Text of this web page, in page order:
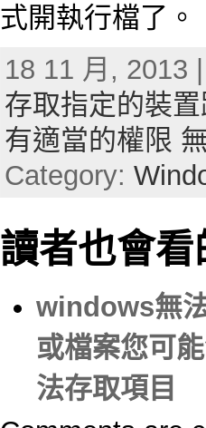
式開執行檔了。
18 11 月, 2013
存取指定的裝
有適當的權限
Category:
讀者也會
windows無
或檔案您可
法存取項目